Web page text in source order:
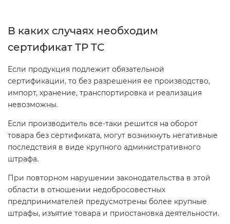
В каких случаях необходим
сертификат ТР ТС
Если продукция подлежит обязательной
сертификации, то без разрешения ее производство,
импорт, хранение, транспортировка и реализация
невозможны.
Если производитель все-таки решится на оборот
товара без сертификата, могут возникнуть негативные
последствия в виде крупного административного
штрафа.
При повторном нарушении законодательства в этой
области в отношении недобросовестных
предпринимателей предусмотрены более крупные
штрафы, изъятие товара и приостановка деятельности.
Сертификация спортивных
Сертификация электротехники
Сертификация ресурсов
Остальное
БАДы